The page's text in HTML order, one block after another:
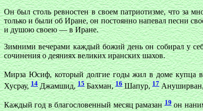
Он был столь ревностен в своем патриотизме, что за
только и были об Иране, он постоянно напевал песни
и душою своею — в Иране.
Зимними вечерами каждый божий день он собирал у
сочинения о деяниях великих иранских шахов.
Мирза Юсиф, который долгие годы жил в доме купца
Хусрау,14Джамшид, 15 Бахман,16Шапур, 17
Каждый год в благословенный месяц рамазан19он